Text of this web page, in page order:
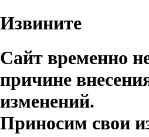
Извините
Сайт временно
причине
изменений.
Приносим свои